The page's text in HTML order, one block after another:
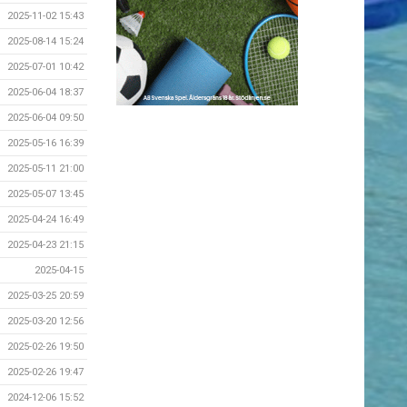
2025-11-02 15:43
2025-08-14 15:24
2025-07-01 10:42
2025-06-04 18:37
2025-06-04 09:50
2025-05-16 16:39
2025-05-11 21:00
2025-05-07 13:45
2025-04-24 16:49
2025-04-23 21:15
2025-04-15
2025-03-25 20:59
2025-03-20 12:56
2025-02-26 19:50
2025-02-26 19:47
2024-12-06 15:52